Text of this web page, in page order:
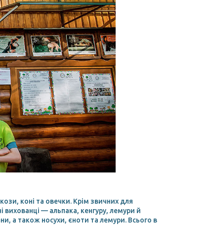
коні та овечки. Крім звичних для
— альпака, кенгуру, лемури й
а також носухи, єноти та лемури. Всього в